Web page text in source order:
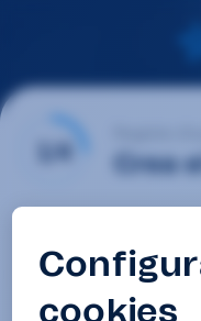
1/4 Crea